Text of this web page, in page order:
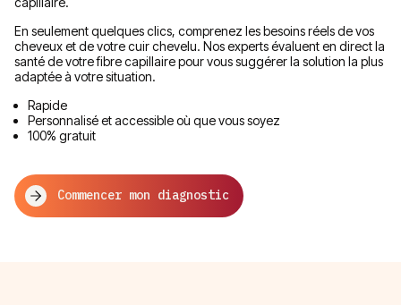
En seulement quelques clics, comprenez les besoins réels de vos
cheveux et de votre cuir chevelu. Nos experts évaluent en direct la
santé de votre fibre capillaire pour vous suggérer la solution la plus
adaptée à votre situation.
Rapide
Personnalisé et accessible où que vous soyez
100% gratuit
Commencer mon diagnostic